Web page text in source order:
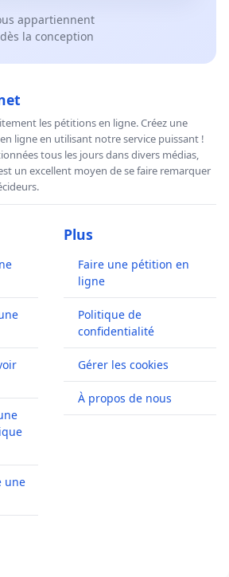
appartiennent
la conception
les pétitions en ligne. Créez une
ligne en utilisant notre service puissant !
tous les jours dans divers médias,
un excellent moyen de se faire remarquer
une
Plus
Faire une pétition en
ligne
Politique de
confidentialité
Gérer les cookies
À propos de nous